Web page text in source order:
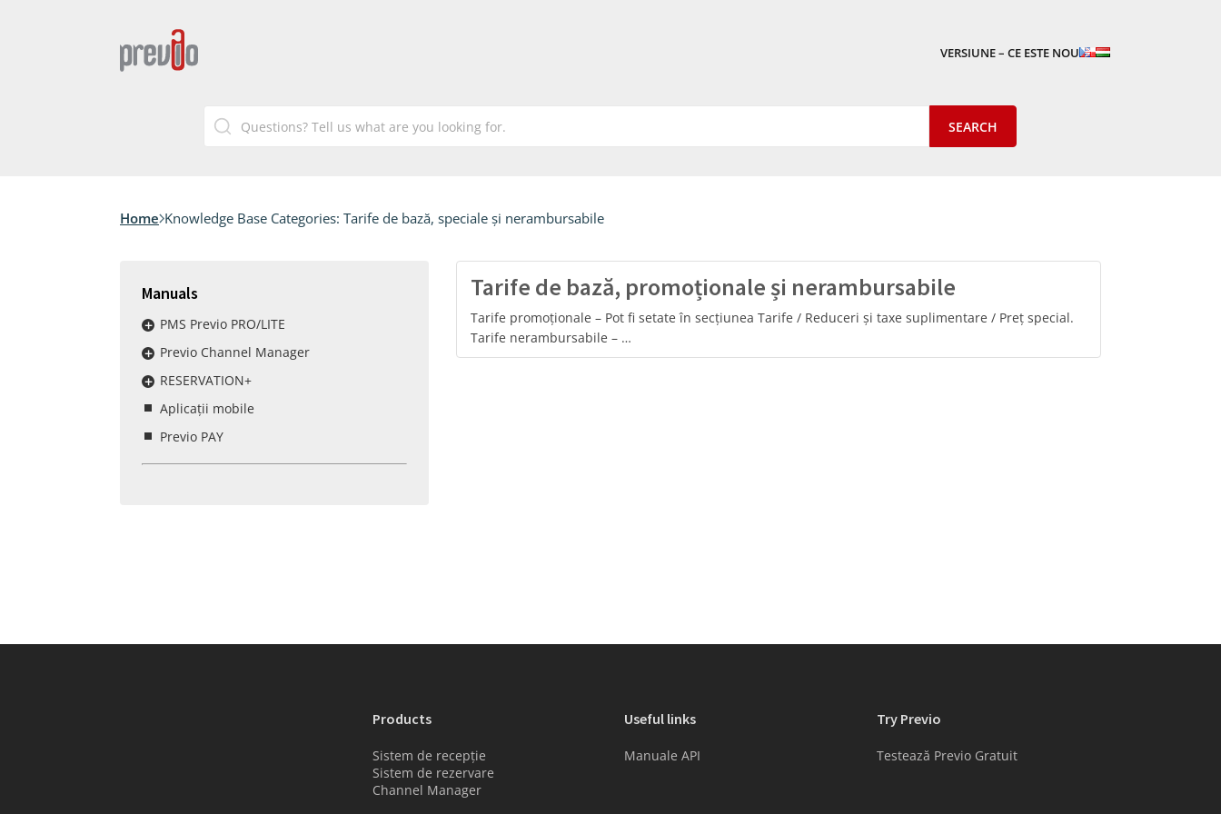
VERSIUNE – CE ESTE NOU
Home Knowledge Base Categories: Tarife de bază, speciale și nerambursabile
Manuals
PMS Previo PRO/LITE
Previo Channel Manager
RESERVATION+
Aplicații mobile
Previo PAY
Tarife de bază, promoționale și nerambursabile
Tarife promoționale – Pot fi setate în secțiunea Tarife / Reduceri și taxe suplimentare / Preț special.
Tarife nerambursabile – …
Products
Sistem de recepție
Sistem de rezervare
Channel Manager
Useful links
Manuale API
Try Previo
Testează Previo Gratuit